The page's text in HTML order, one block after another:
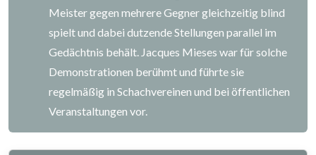
Meister gegen mehrere Gegner gleichzeitig blind
spielt und dabei dutzende Stellungen parallel im
Gedächtnis behält. Jacques Mieses war für solche
Demonstrationen berühmt und führte sie
regelmäßig in Schachvereinen und bei öffentlichen
Veranstaltungen vor.